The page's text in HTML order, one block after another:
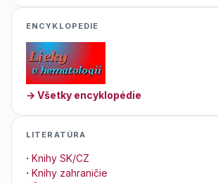
ENCYKLOPEDIE
→ Všetky encyklopédie
LITERATÚRA
· Knihy SK/CZ
· Knihy zahraničie